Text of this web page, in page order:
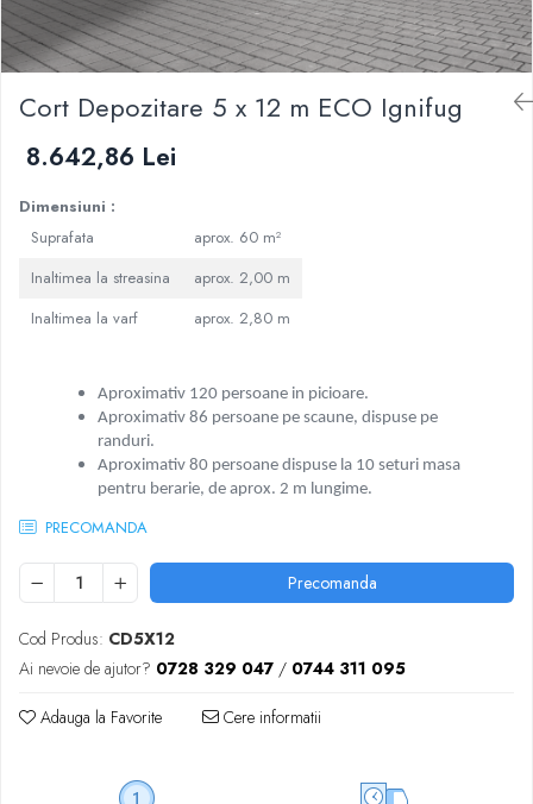
Cort Depozitare 5 x 12 m ECO Ignifug
8.642,86 Lei
Dimensiuni :
Suprafata
aprox. 60 m²
Inaltimea la streasina
aprox. 2,00 m
Inaltimea la varf
aprox. 2,80 m
Aproximativ 120 persoane in picioare.
Aproximativ 86 persoane pe scaune, dispuse pe
randuri.
Aproximativ 80 persoane dispuse la 10 seturi masa
pentru berarie, de aprox. 2 m lungime.
PRECOMANDA
Precomanda
Cod Produs: CD5X12
Ai nevoie de ajutor? 0728 329 047 / 0744 311 095
Adauga la Favorite Cere informatii